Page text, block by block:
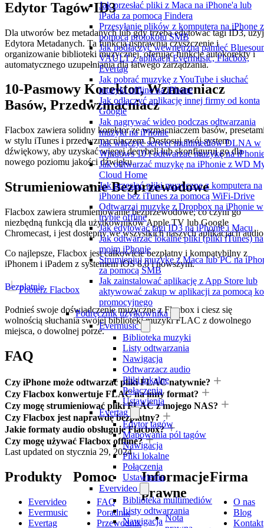
Jak przesłać pliki z Maca na iPhone'a lub
iPada za pomocą Findera
Przesyłanie plików z komputera na iPhone
pomocą protokołu SMB
Jak podłączyć wewnętrzną pamięć
VAULT z aplikacji Evermusic, Flacbox,
Evertag
Jak pobrać muzykę z YouTube i słuchać
muzyki offline na iPhone
Jak odłączyć aplikację innej firmy od konta
Google
Jak nagrywać wideo podczas odtwarzania
muzyki na iPhonie
Jak włączyć serwer multimediów DLNA w
Windows 10 i odtwarzać muzykę na
Jak odtwarzać muzykę na iPhonie z WD
Cloud Home
Jak przesłać pliki muzyczne z komputera na
iPhone bez iTunes za pomocą WiFi-Drive
Odtwarzaj muzykę z Dropbox na iPhonie w
trybie offline
Jak edytować tagi ID3 na iPhonie i Macu
Jak odtwarzać lokalne pliki (pliki iTunes) na
moim iPhonie
Strumieniuj muzykę z Maca lub PC na
za pomocą SMB
Jak zainstalować aplikację z App Store lub
aktywować zakup w aplikacji za pomocą
promocyjnego
Podręcznik użytkownika
Evermusic
Biblioteka muzyki
Listy odtwarzania
Nawigacja
Odtwarzacz audio
Pliki lokalne
Połączenia
Ustawienia
Evertag
Edytor tagów
Mapowania pól tagów
Nawigacja
Pliki lokalne
Połączenia
Ustawienia
Evervideo
Biblioteka multimediów
Listy odtwarzania
Nawigacja
Edytor Tagów ID3
Dla utworów bez metadanych lub gdy trzeba edytować tagi ID3, użyj
Edytora Metadanych. Ta funkcja usprawnia czyszczenie i
organizowanie biblioteki muzycznej, oferując funkcje autokorekty i
automatycznego uzupełniania dla łatwego zarządzania.
10-Pasmowy Korektor, Wzmacniacz
Basów, Przedwzmacniacz
Flacbox zawiera solidny korektor ze wzmacniaczem basów,
w stylu iTunes i przedwzmacniaczem. Dostosuj swój system
dźwiękowy, aby uzyskać więcej decybeli lub skonfiguruj go dla
nowego poziomu jakości dźwięku.
Strumieniowanie Bezprzewodowe
Flacbox zawiera strumieniowanie bezprzewodowe, co czyni go
niezbędną funkcją dla użytkowników Apple TV lub Google
Chromecast, i jest dostępny we wszystkich naszych aplikacjach
Co najlepsze, Flacbox jest całkowicie bezpłatny i kompatybilny z
iPhonem i iPadem z systemem iOS 8.0 i nowszym.
Pobierz Flacbox
Bezpłatnie
Podnieś swoje doświadczenie muzyczne z Flacbox i ciesz się
wolnością słuchania swojej biblioteki muzyki FLAC z dowolnego
miejsca, o dowolnej porze.
FAQ
Czy iPhone może odtwarzać pliki FLAC natywnie?
Czy Flacbox konwertuje FLAC na inny format?
Czy mogę strumieniować pliki FLAC z mojego NAS?
Czy Flacbox jest naprawdę bezpłatny?
Jakie formaty audio obsługuje Flacbox?
Czy mogę używać Flacbox offline?
Last updated on stycznia 29, 2024
Produkty
Evervideo
Evermusic
Evertag
Pomoc
FAQ
Poradnik
Przewodnik
Informacje
prawne
Nota
Firma
O nas
Blog
Kontakt